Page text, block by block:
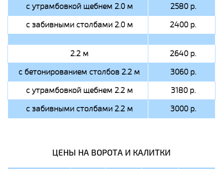
с утрамбовкой щебнем 2.0 м
2580 р.
с забивными столбами 2.0 м
2400 р.
2.2 м
2640 р.
с бетонированием столбов 2.2 м
3060 р.
с утрамбовкой щебнем 2.2 м
3180 р.
с забивными столбами 2.2 м
3000 р.
ЦЕНЫ НА ВОРОТА И КАЛИТКИ